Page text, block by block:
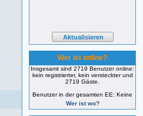
Wer ist online?
Insgesamt sind 2719 Benutzer online:
kein registrierter, kein versteckter und
2719 Gäste.
Benutzer in der gesamten EE: Keine
Wer ist wo?